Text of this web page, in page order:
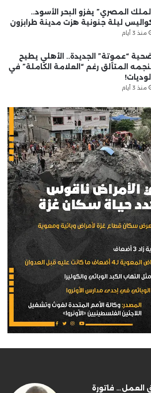
الملك المصري” يغزو البحر الأسود..
ليلة جنونية هزت مدينة طرابزون
منذ 3 أيام
“عموتة” الجديدة.. الأهلي يطيح
المتألق رغم “العلامة الكاملة” في
الوديات!
منذ 3 أيام
العمل… فاتورة